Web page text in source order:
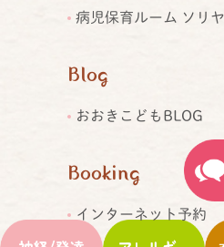
病児保育ルーム ソリヤ
Blog
おおきこどもBLOG
Booking
インターネット予約